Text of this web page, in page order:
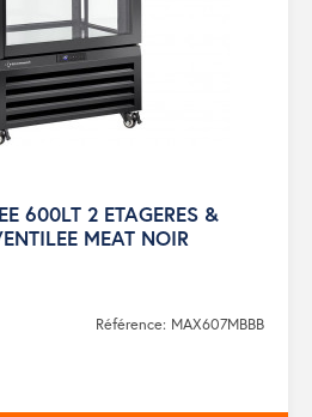
600LT 2 ETAGERES &
MEAT NOIR
Référence: MAX607MBBB